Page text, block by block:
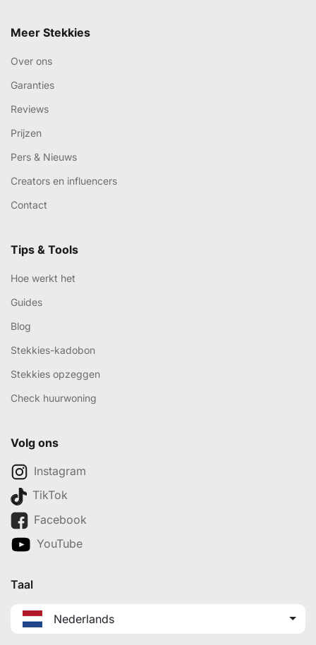
Meer Stekkies
Over ons
Garanties
Reviews
Prijzen
Pers & Nieuws
Creators en influencers
Contact
Tips & Tools
Hoe werkt het
Guides
Blog
Stekkies-kadobon
Stekkies opzeggen
Check huurwoning
Volg ons
Instagram
TikTok
Facebook
YouTube
Taal
Nederlands